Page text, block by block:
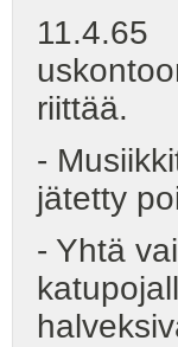
11.4.65
riittää.
-
jätetty
- Yhtä